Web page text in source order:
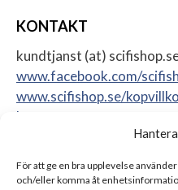
För att ge en bra upplevelse
och/eller komma åt
KONTAKT
kundtjanst (at)
www.facebook.com/
www.scifishop.se/
konto
Sweden